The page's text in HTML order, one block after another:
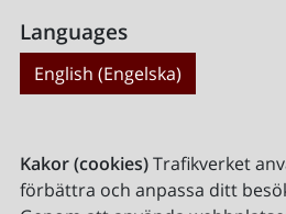
Languages
English (Engelska)
Kakor (cookies)Trafikverket
förbättra och anpassa ditt